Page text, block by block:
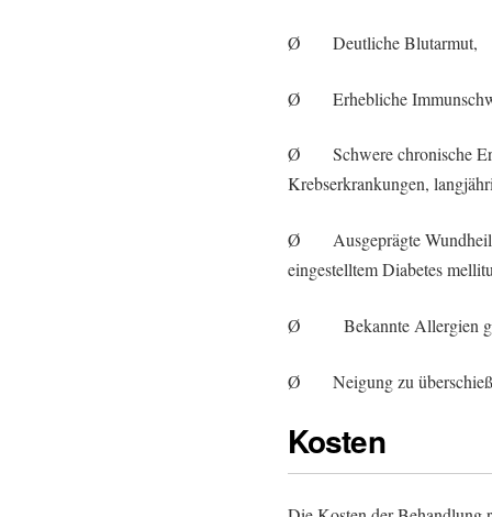
Ø Deutliche Blutarmut,
Ø Erhebliche
Ø Schwere chronische
Krebserkrankungen,
Ø Ausgeprägte
eingestelltem Diabetes
Ø Bekannte Allergien
Ø Neigung zu
Kosten